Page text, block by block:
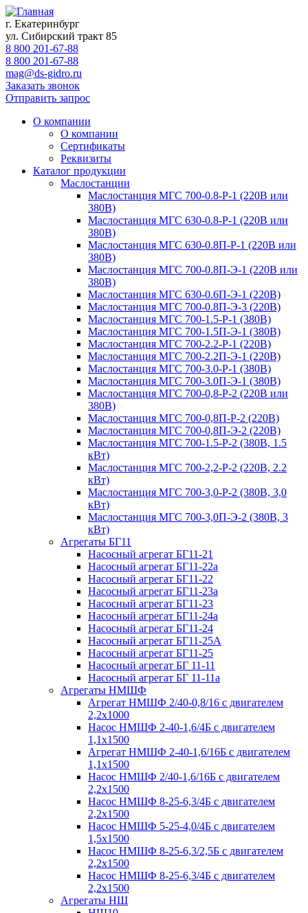
г. Екатеринбург
ул. Сибирский тракт 85
8 800 201-67-88
8 800 201-67-88
mag@ds-gidro.ru
Заказать звонок
Отправить запрос
О компании
О компании
Сертификаты
Реквизиты
Каталог продукции
Маслостанции
Маслостанция МГС 700-0.8-Р-1 (220В или
380В)
Маслостанция МГС 630-0.8-Р-1 (220В или
380В)
Маслостанция МГС 630-0.8П-Р-1 (220В или
380В)
Маслостанция МГС 700-0.8П-Э-1 (220В или
380В)
Маслостанция МГС 630-0.6П-Э-1 (220В)
Маслостанция МГС 700-0.8П-Э-3 (220В)
Маслостанция МГС 700-1.5-Р-1 (380В)
Маслостанция МГС 700-1.5П-Э-1 (380В)
Маслостанция МГС 700-2.2-Р-1 (220В)
Маслостанция МГС 700-2.2П-Э-1 (220В)
Маслостанция МГС 700-3.0-Р-1 (380В)
Маслостанция МГС 700-3.0П-Э-1 (380В)
Маслостанция МГС 700-0,8-Р-2 (220В или
380В)
Маслостанция МГС 700-0,8П-Р-2 (220В)
Маслостанция МГС 700-0,8П-Э-2 (220В)
Маслостанция МГС 700-1.5-Р-2 (380В, 1.5
кВт)
Маслостанция МГС 700-2,2-Р-2 (220В, 2.2
кВт)
Маслостанция МГС 700-3,0-Р-2 (380В, 3,0
кВт)
Маслостанция МГС 700-3,0П-Э-2 (380В, 3
кВт)
Агрегаты БГ11
Насосный агрегат БГ11-21
Насосный агрегат БГ11-22а
Насосный агрегат БГ11-22
Насосный агрегат БГ11-23а
Насосный агрегат БГ11-23
Насосный агрегат БГ11-24а
Насосный агрегат БГ11-24
Насосный агрегат БГ11-25А
Насосный агрегат БГ11-25
Насосный агрегат БГ 11-11
Насосный агрегат БГ 11-11а
Агрегаты НМШФ
Агрегат НМШФ 2/40-0,8/16 с двигателем
2,2х1000
Насос НМШФ 2-40-1,6/4Б с двигателем
1,1х1500
Агрегат НМШФ 2-40-1,6/16Б с двигателем
1,1х1500
Насос НМШФ 2/40-1,6/16Б с двигателем
2,2х1500
Насос НМШФ 8-25-6,3/4Б с двигателем
2,2х1500
Насос НМШФ 5-25-4,0/4Б с двигателем
1,5х1500
Насос НМШФ 8-25-6,3/2,5Б с двигателем
2,2х1500
Насос НМШФ 8-25-6,3/4Б с двигателем
2,2х1500
Агрегаты НШ